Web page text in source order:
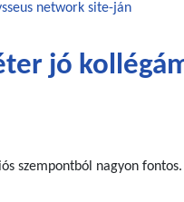
network site-ján
jó
szempontból nagyon